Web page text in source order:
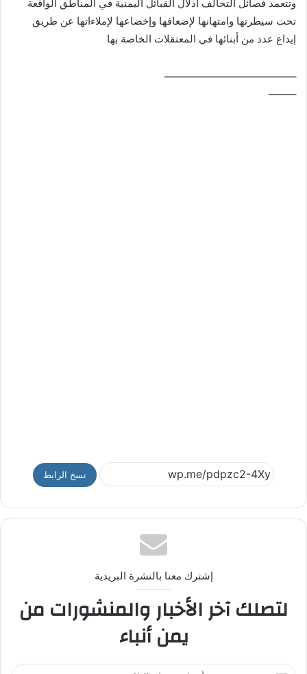
وتتعمد فصائل التحالف اذلال القبائل اليمنية في المناطق الواقعة
تحت سيطرتها وامتهانها لإضعافها وإخضاعها لإملاءاتها عن طريق
إيداع عدد من أبنائها في المعتقلات الخاصة بها
ــــــــــــــــــــــــــــــــــــــــــــــــ
ــــــــــ
نسخ الرابط
إشترك معنا بالنشرة البريدية
لتصلك آخر الأخبار والمنشورات من
يمن أنباء
أ